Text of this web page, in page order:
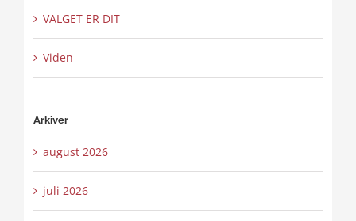
VALGET ER DIT
Viden
Arkiver
august 2026
juli 2026